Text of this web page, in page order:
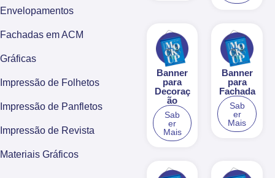
Envelopamentos
Fachadas em ACM
Gráficas
Impressão de Folhetos
Impressão de Panfletos
Impressão de Revista
Materiais Gráficos
Banner
para
Decoraç
ão
Sab
er
Mais
Banner
para
Fachada
Sab
er
Mais